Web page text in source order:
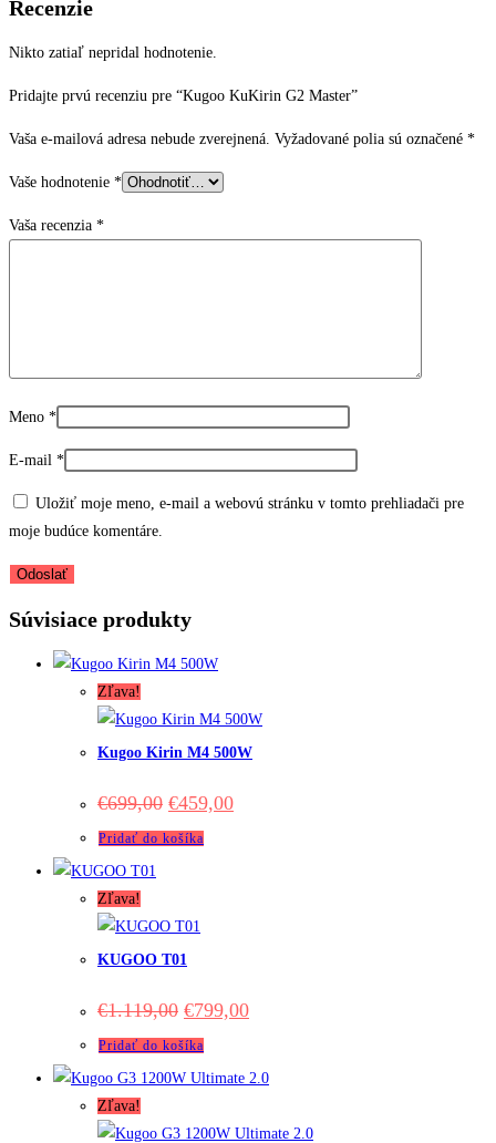
Recenzie
Nikto zatiaľ nepridal hodnotenie.
Pridajte prvú recenziu pre “Kugoo KuKirin G2 Master”
Vaša e-mailová adresa nebude zverejnená. Vyžadované polia sú označené *
Vaše hodnotenie *
Vaša recenzia *
Meno *
E-mail *
Uložiť moje meno, e-mail a webovú stránku v tomto prehliadači pre
moje budúce komentáre.
Súvisiace produkty
Zľava!
Kugoo Kirin M4 500W
€699,00 Original
was:
€459,00Current
Pridať do košíka
Zľava!
KUGOO T01
€1.119,00 Original
was:
€1.119,00.
€799,00Current
€799,00.
Pridať do košíka
Zľava!